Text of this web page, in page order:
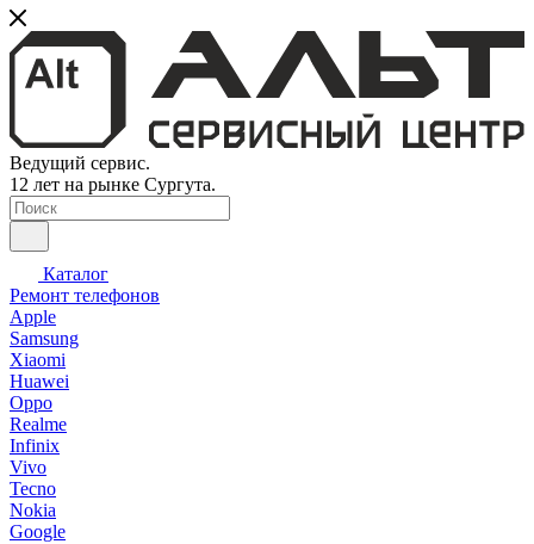
Ведущий сервис.
12 лет на рынке Сургута.
Каталог
Ремонт телефонов
Apple
Samsung
Xiaomi
Huawei
Oppo
Realme
Infinix
Vivo
Tecno
Nokia
Google